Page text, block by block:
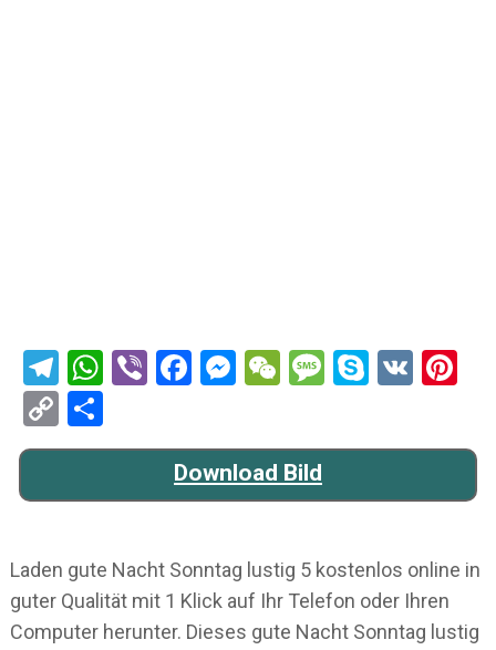
Telegram
WhatsApp
ViberFacebook
Messenger
WeChat
Message
Skype
VK
Copy
Link
Download Bild
Laden gute Nacht Sonntag lustig 5 kostenlos online in
guter Qualität mit 1 Klick auf Ihr Telefon oder Ihren
Computer herunter. Dieses gute Nacht Sonntag lustig